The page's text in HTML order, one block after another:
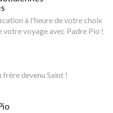
à l'heure de votre choix
voyage avec Padre Pio !
devenu Saint !